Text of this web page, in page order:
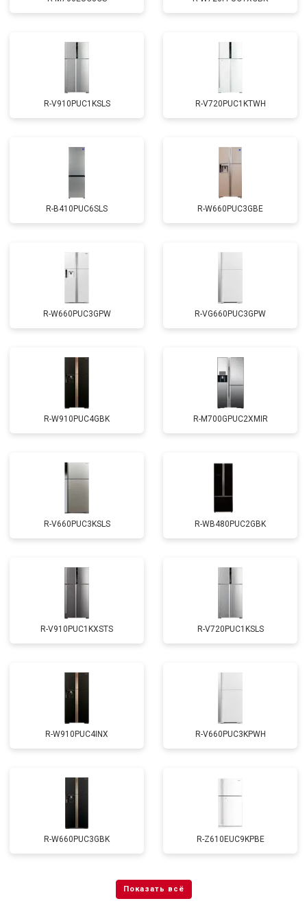
R-V910PUC1KSLS R-V720PUC1KTWH
R-B410PUC6SLS R-W660PUC3GBE
R-W660PUC3GPW R-VG660PUC3GPW
R-W910PUC4GBK R-M700GPUC2XMIR
R-V660PUC3KSLS R-WB480PUC2GBK
R-V910PUC1KXSTS R-V720PUC1KSLS
R-W910PUC4INX R-V660PUC3KPWH
R-W660PUC3GBK R-Z610EUC9KPBE